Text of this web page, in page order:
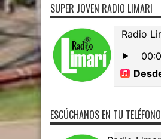
SUPER JOVEN RADIO LIMARI
ESCÚCHANOS EN TU TELÉFONO